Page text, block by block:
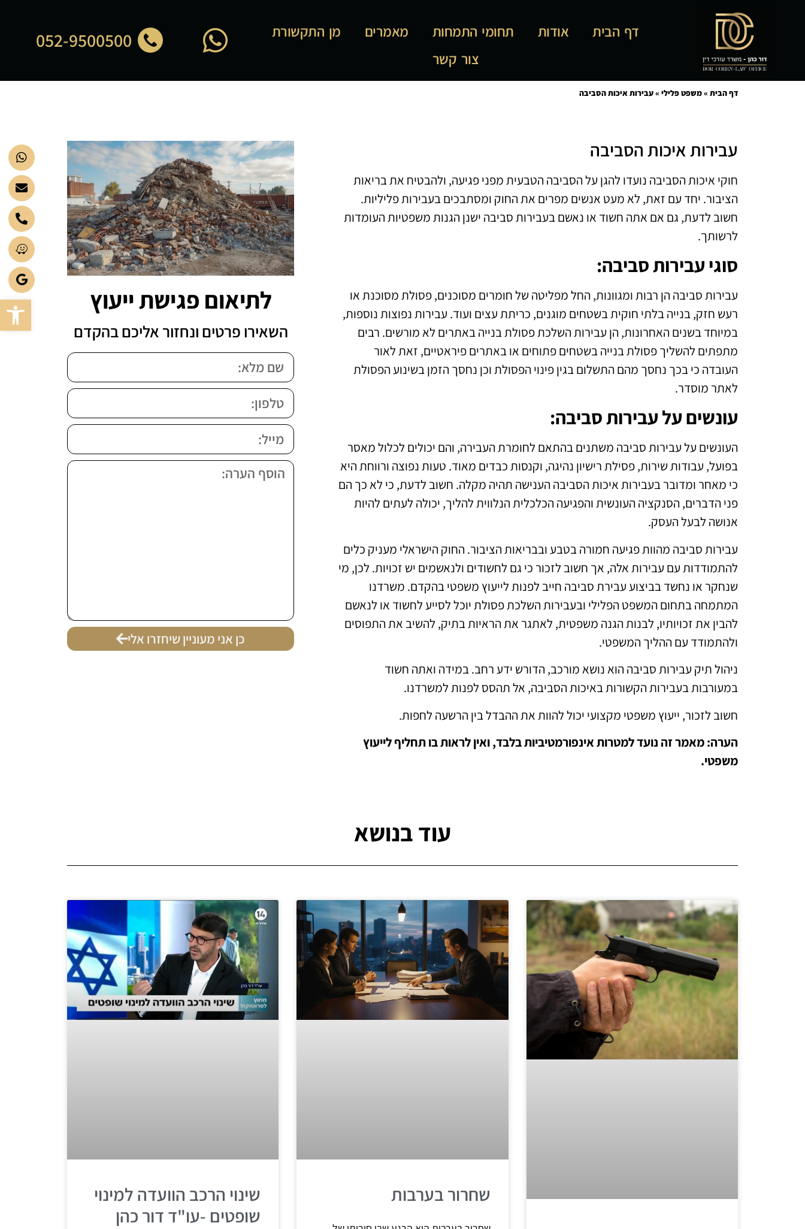
דף הבית אודות תחומי התמחות מאמרים
מן התקשורת
צור קשר
052-9500500
דף הבית »משפט פלילי »עבירות איכות הסביבה
עבירות איכות הסביבה
חוקי איכות הסביבה נועדו להגן על הסביבה הטבעית מפני פגיעה, ולהבטיח את בריאות
הציבור. יחד עם זאת, לא מעט אנשים מפרים את החוק ומסתבכים בעבירות פליליות.
חשוב לדעת, גם אם אתה חשוד או נאשם בעבירות סביבה ישנן הגנות משפטיות העומדות
לרשותך.
סוגי עבירות סביבה:
עבירות סביבה הן רבות ומגוונות, החל מפליטה של חומרים מסוכנים, פסולת מסוכנת או
רעש חזק, בנייה בלתי חוקית בשטחים מוגנים, כריתת עצים ועוד. עבירות נפוצות נוספות,
במיוחד בשנים האחרונות, הן עבירות השלכת פסולת בנייה באתרים לא מורשים. רבים
מתפתים להשליך פסולת בנייה בשטחים פתוחים או באתרים פיראטיים, זאת לאור
העובדה כי בכך נחסך מהם התשלום בגין פינוי הפסולת וכן נחסך הזמן בשינוע הפסולת
לאתר מוסדר.
עונשים על עבירות סביבה:
העונשים על עבירות סביבה משתנים בהתאם לחומרת העבירה, והם יכולים לכלול מאסר
בפועל, עבודות שירות, פסילת רישיון נהיגה, וקנסות כבדים מאוד. טעות נפוצה ורווחת היא
כי מאחר ומדובר בעבירות איכות הסביבה הענישה תהיה מקלה. חשוב לדעת, כי לא כך הם
פני הדברים, הסנקציה העונשית והפגיעה הכלכלית הנלווית להליך, יכולה לעתים להיות
אנושה לבעל העסק.
עבירות סביבה מהוות פגיעה חמורה בטבע ובבריאות הציבור. החוק הישראלי מעניק כלים
להתמודדות עם עבירות אלה, אך חשוב לזכור כי גם לחשודים ולנאשמים יש זכויות. לכן, מי
שנחקר או נחשד בביצוע עבירת סביבה חייב לפנות לייעוץ משפטי בהקדם. משרדנו
המתמחה בתחום המשפט הפלילי ובעבירות השלכת פסולת יוכל לסייע לחשוד או לנאשם
להבין את זכויותיו, לבנות הגנה משפטית, לאתגר את הראיות בתיק, להשיב את התפוסים
ולהתמודד עם ההליך המשפטי.
ניהול תיק עבירות סביבה הוא נושא מורכב, הדורש ידע רחב. במידה ואתה חשוד
במעורבות בעבירות הקשורות באיכות הסביבה, אל תהסס לפנות למשרדנו.
חשוב לזכור, ייעוץ משפטי מקצועי יכול להוות את ההבדל בין הרשעה לחפות.
הערה: מאמר זה נועד למטרות אינפורמטיביות בלבד, ואין לראות בו תחליף לייעוץ
משפטי.
לתיאום פגישת ייעוץ
השאירו פרטים ונחזור אליכם בהקדם
כן אני מעוניין שיחזרו אלי
עוד בנושא
שחרור בערבות
שינוי הרכב הוועדה למינוי
שופטים -עו"ד דור כהן
פתח